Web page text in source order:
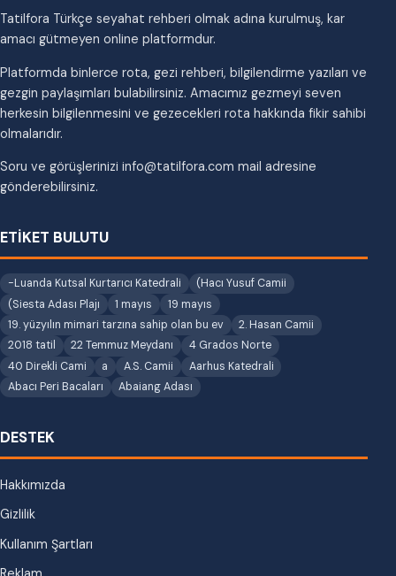
Tatilfora Türkçe seyahat rehberi olmak adına kurulmuş, kar
amacı gütmeyen online platformdur.
Platformda binlerce rota, gezi rehberi, bilgilendirme yazıları ve
gezgin paylaşımları bulabilirsiniz. Amacımız gezmeyi seven
herkesin bilgilenmesini ve gezecekleri rota hakkında fikir sahibi
olmalarıdır.
Soru ve görüşlerinizi info@tatilfora.com mail adresine
gönderebilirsiniz.
ETİKET BULUTU
-Luanda Kutsal Kurtarıcı Katedrali
(Hacı Yusuf Camii
(Siesta Adası Plajı
1 mayıs
19 mayıs
19. yüzyılın mimari tarzına sahip olan bu ev
2. Hasan Camii
2018 tatil
22 Temmuz Meydanı
4 Grados Norte
40 Direkli Cami
a A.S. Camii
Aarhus Katedrali
Abacı Peri Bacaları
Abaiang Adası
DESTEK
Hakkımızda
Gizlilik
Kullanım Şartları